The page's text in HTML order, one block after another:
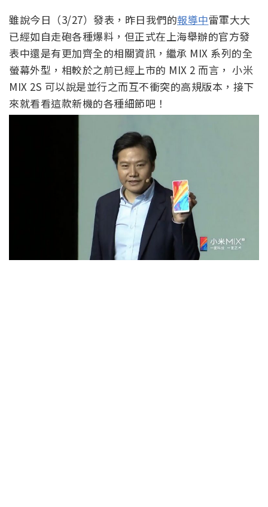
雖說今日（3/27）發表，昨日我們的報導中雷軍大大
已經如自走砲各種爆料，但正式在上海舉辦的官方發
表中還是有更加齊全的相關資訊，繼承 MIX 系列的全
螢幕外型，相較於之前已經上市的 MIX 2 而言， 小米
MIX 2S 可以說是並行之而互不衝突的高規版本，接下
來就看看這款新機的各種細節吧！